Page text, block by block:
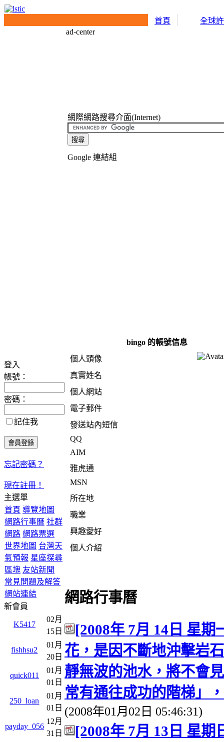
首頁 全球
登入
帳號：
密碼：
記住我
忘記密碼？
現在註冊！
主選單
首頁 導覽地圖
網路行事曆 社群
網路 網路票選
世界地圖 台灣天
氣預報 星座探尋
區塊 友站新聞
常見問題及解答
網站連結
新會員
K5417
02月
15日
fishhsu2
01月
20日
quick011
01月
01日
250_loan
01月
01日
payday_056
12月
31日
ad-center
網際網路搜尋介面(Internet)
Google 連結組
bingo 的帳號信息
個人頭像
真實姓名
個人網站
電子郵件
發送站內短信
QQ
AIM
雅虎通
MSN
所在地
職業
興趣愛好
個人介紹
網路行事曆
[2008年 7月 14日 星期
花，是因不斷地沖擊岩
靜無波的池水，將不會
常有通往成功的階梯」
(2008年01月02日 05:46:31)
[2008年 7月 13日 星期